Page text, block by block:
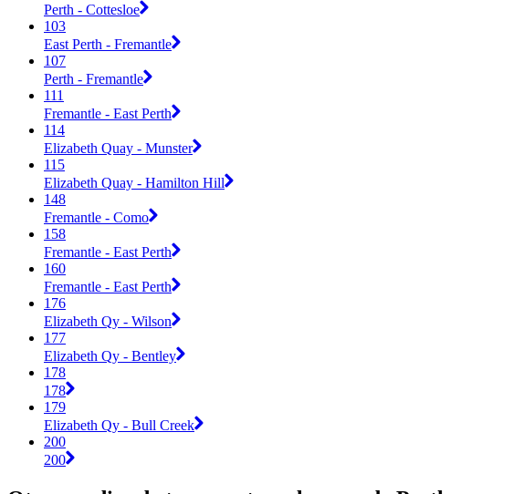
Perth - Cottesloe
103
East Perth - Fremantle
107
Perth - Fremantle
111
Fremantle - East Perth
114
Elizabeth Quay - Munster
115
Elizabeth Quay - Hamilton Hill
148
Fremantle - Como
158
Fremantle - East Perth
160
Fremantle - East Perth
176
Elizabeth Qy - Wilson
177
Elizabeth Qy - Bentley
178
178
179
Elizabeth Qy - Bull Creek
200
200